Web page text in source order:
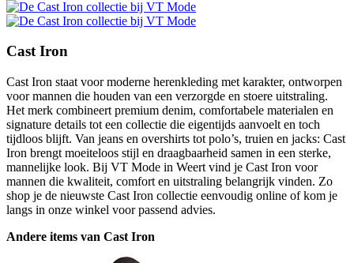
Cast Iron
Cast Iron staat voor moderne herenkleding met karakter, ontworpen
voor mannen die houden van een verzorgde en stoere uitstraling.
Het merk combineert premium denim, comfortabele materialen en
signature details tot een collectie die eigentijds aanvoelt en toch
tijdloos blijft. Van jeans en overshirts tot polo’s, truien en jacks: Cast
Iron brengt moeiteloos stijl en draagbaarheid samen in een sterke,
mannelijke look. Bij VT Mode in Weert vind je Cast Iron voor
mannen die kwaliteit, comfort en uitstraling belangrijk vinden. Zo
shop je de nieuwste Cast Iron collectie eenvoudig online of kom je
langs in onze winkel voor passend advies.
Andere items van Cast Iron